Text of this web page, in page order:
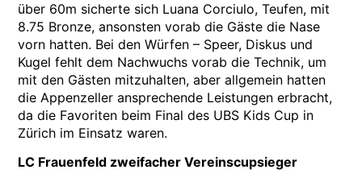
über 60m sicherte sich Luana Corciulo, Teufen, mit
8.75 Bronze, ansonsten vorab die Gäste die Nase
vorn hatten. Bei den Würfen – Speer, Diskus und
Kugel fehlt dem Nachwuchs vorab die Technik, um
mit den Gästen mitzuhalten, aber allgemein hatten
die Appenzeller ansprechende Leistungen erbracht,
da die Favoriten beim Final des UBS Kids Cup in
Zürich im Einsatz waren.
LC Frauenfeld zweifacher Vereinscupsieger